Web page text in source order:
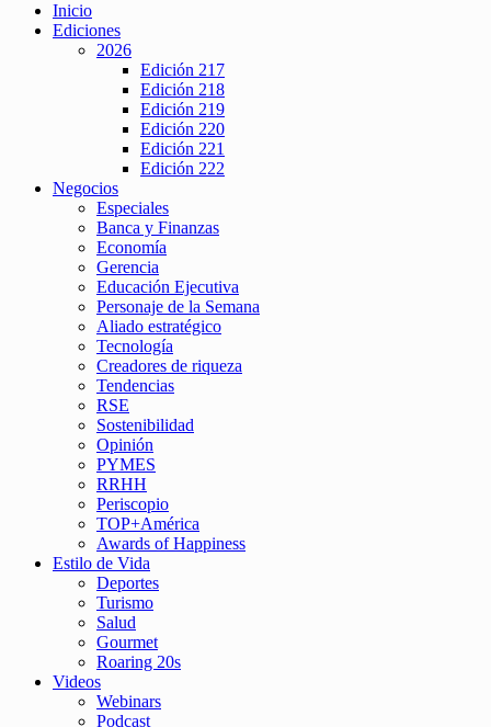
Inicio
Ediciones
2026
Edición 217
Edición 218
Edición 219
Edición 220
Edición 221
Edición 222
Negocios
Especiales
Banca y Finanzas
Economía
Gerencia
Educación Ejecutiva
Personaje de la Semana
Aliado estratégico
Tecnología
Creadores de riqueza
Tendencias
RSE
Sostenibilidad
Opinión
PYMES
RRHH
Periscopio
TOP+América
Awards of Happiness
Estilo de Vida
Deportes
Turismo
Salud
Gourmet
Roaring 20s
Videos
Webinars
Podcast